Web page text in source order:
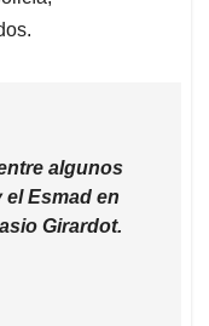
algunos
Esmad en
Girardot.